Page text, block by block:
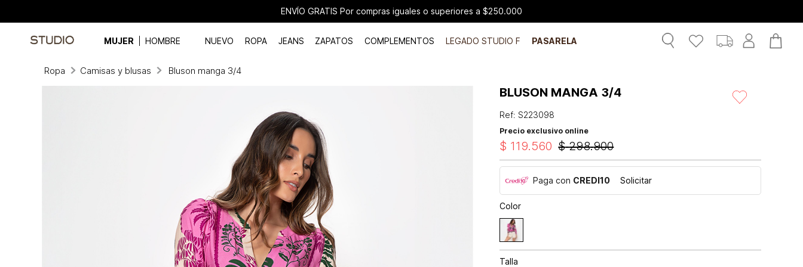
ENVÍO GRATIS Por compras iguales o superiores a $250.000
MUJER HOMBRE NUEVO ROPA JEANS ZAPATOS COMPLEMENTOS LEGADO STUDIO F PASARELA
Ropa Camisas y blusas Bluson manga 3/4
BLUSON MANGA 3/4
Ref:S223098
Precio exclusivo online
$ 298.900
$ 119.560
Paga con CREDI10 Solicitar
Color
Talla